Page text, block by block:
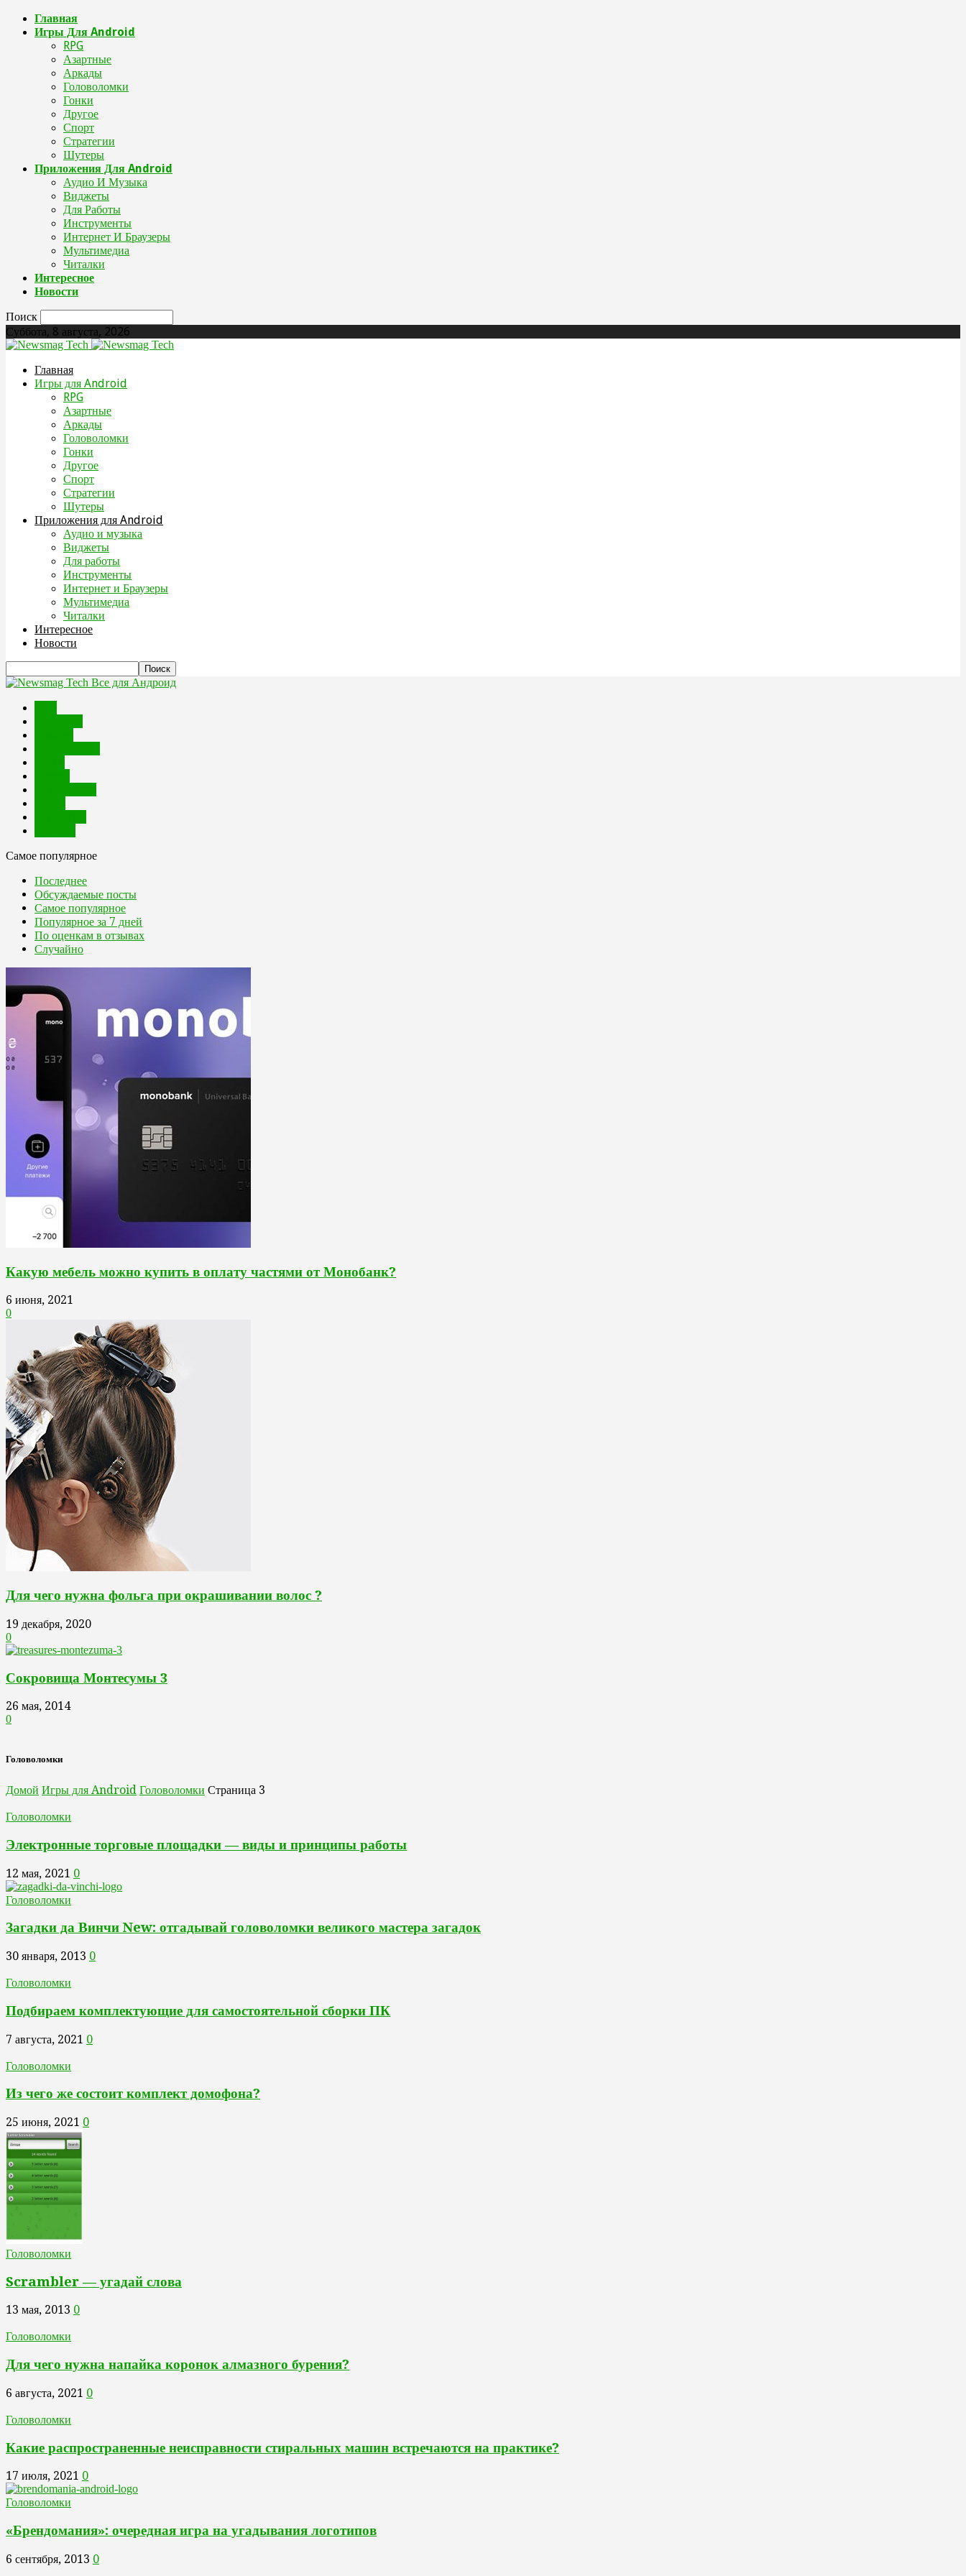
Главная
Игры Для Android
RPG
Азартные
Аркады
Головоломки
Гонки
Другое
Спорт
Стратегии
Шутеры
Приложения Для Android
Аудио И Музыка
Виджеты
Для Работы
Инструменты
Интернет И Браузеры
Мультимедиа
Читалки
Интересное
Новости
Поиск
Суббота, 8 августа, 2026
Главная
Игры для Android
RPG
Азартные
Аркады
Головоломки
Гонки
Другое
Спорт
Стратегии
Шутеры
Приложения для Android
Аудио и музыка
Виджеты
Для работы
Инструменты
Интернет и Браузеры
Мультимедиа
Читалки
Интересное
Новости
Все для Андроид
Самое популярное
Последнее
Обсуждаемые посты
Самое популярное
Популярное за 7 дней
По оценкам в отзывах
Случайно
Какую мебель можно купить в оплату частями от Монобанк?
6 июня, 2021
0
Для чего нужна фольга при окрашивании волос ?
19 декабря, 2020
0
Сокровища Монтесумы 3
26 мая, 2014
0
Головоломки
Домой Игры для Android Головоломки Страница 3
Головоломки
Электронные торговые площадки — виды и принципы работы
12 мая, 2021 0
Головоломки
Загадки да Винчи New: отгадывай головоломки великого мастера загадок
30 января, 2013 0
Головоломки
Подбираем комплектующие для самостоятельной сборки ПК
7 августа, 2021 0
Головоломки
Из чего же состоит комплект домофона?
25 июня, 2021 0
Головоломки
Scrambler — угадай слова
13 мая, 2013 0
Головоломки
Для чего нужна напайка коронок алмазного бурения?
6 августа, 2021 0
Головоломки
Какие распространенные неисправности стиральных машин встречаются на практике?
17 июля, 2021 0
Головоломки
«Брендомания»: очередная игра на угадывания логотипов
6 сентября, 2013 0